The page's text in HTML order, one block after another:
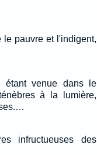
le pauvre et l'indigent,
étant venue dans le
à la lumière,
infructueuses des